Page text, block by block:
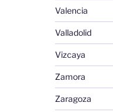
Valencia
Valladolid
Vizcaya
Zamora
Zaragoza